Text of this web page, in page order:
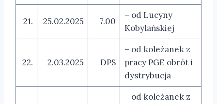
21. 25.02.2025 7.00
– od Lucyny
Kobylańskiej
22. 2.03.2025 DPS
– od koleżanek z
pracy PGE obrót i
dystrybucja
– od koleżanek z